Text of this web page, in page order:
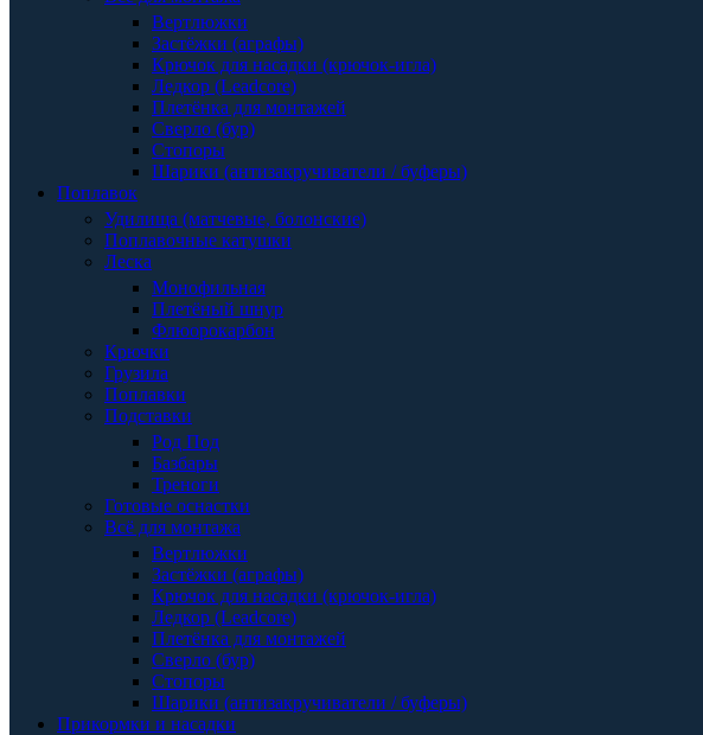
Вертлюжки
Застёжки (аграфы)
Крючок для насадки (крючок-игла)
Ледкор (Leadcore)
Плетёнка для монтажей
Сверло (бур)
Стопоры
Шарики (антизакручиватели / буферы)
Поплавок
Удилища (матчевые, болонские)
Поплавочные катушки
Леска
Монофильная
Плетёный шнур
Флюорокарбон
Крючки
Грузила
Поплавки
Подставки
Род Под
Базбары
Треноги
Готовые оснастки
Всё для монтажа
Вертлюжки
Застёжки (аграфы)
Крючок для насадки (крючок-игла)
Ледкор (Leadcore)
Плетёнка для монтажей
Сверло (бур)
Стопоры
Шарики (антизакручиватели / буферы)
Прикормки и насадки